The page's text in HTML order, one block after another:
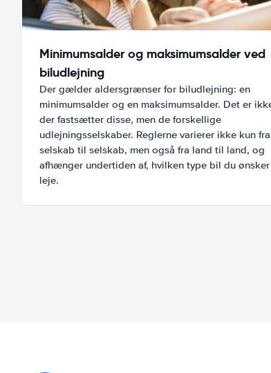
Minimumsalder og maksimumsalder ved
biludlejning
Der gælder aldersgrænser for biludlejning: en
minimumsalder og en maksimumsalder. Det er
der fastsætter disse, men de forskellige
udlejningsselskaber. Reglerne varierer ikke kun fra
selskab til selskab, men også fra land til land, og
afhænger undertiden af, hvilken type bil du
leje.